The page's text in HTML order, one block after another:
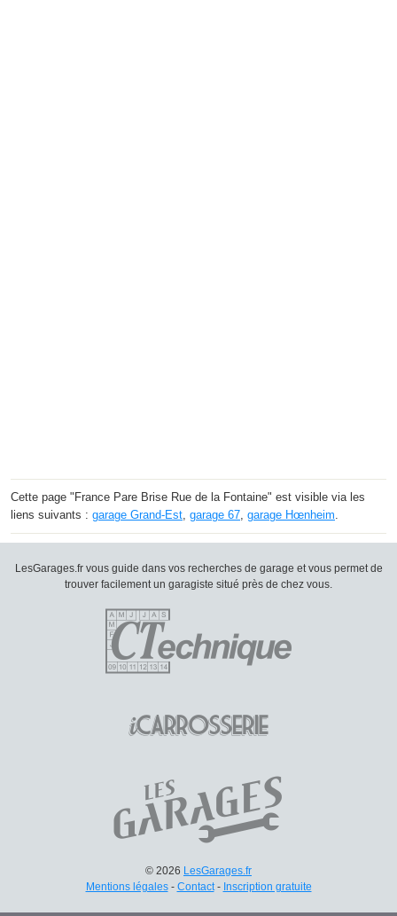
Cette page "France Pare Brise Rue de la Fontaine" est visible via les
liens suivants : garage Grand-Est, garage 67, garage Hœnheim.
LesGarages.fr vous guide dans vos recherches de garage et vous permet de
trouver facilement un garagiste situé près de chez vous.
© 2026 LesGarages.fr
Mentions légales- Contact- Inscription gratuite